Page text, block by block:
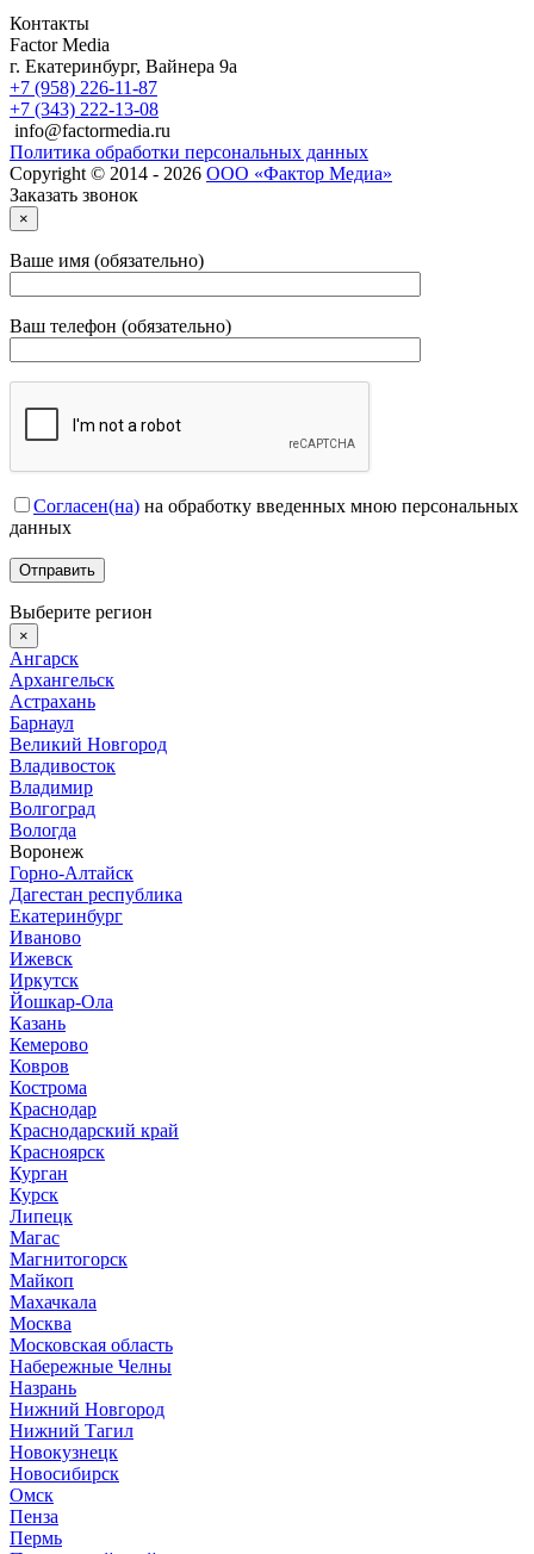
Контакты
Factor Media
г. Екатеринбург, Вайнера 9а
+7 (958) 226-11-87
+7 (343) 222-13-08
info@factormedia.ru
Политика обработки персональных данных
Copyright © 2014 - 2026 ООО «Фактор Медиа»
Заказать звонок
×
Ваше имя (обязательно)
Ваш телефон (обязательно)
Согласен(на) на обработку введенных мною персональных
данных
Выберите регион
×
Ангарск
Архангельск
Астрахань
Барнаул
Великий Новгород
Владивосток
Владимир
Волгоград
Вологда
Воронеж
Горно-Алтайск
Дагестан республика
Екатеринбург
Иваново
Ижевск
Иркутск
Йошкар-Ола
Казань
Кемерово
Ковров
Кострома
Краснодар
Краснодарский край
Красноярск
Курган
Курск
Липецк
Магас
Магнитогорск
Майкоп
Махачкала
Москва
Московская область
Набережные Челны
Назрань
Нижний Новгород
Нижний Тагил
Новокузнецк
Новосибирск
Омск
Пенза
Пермь